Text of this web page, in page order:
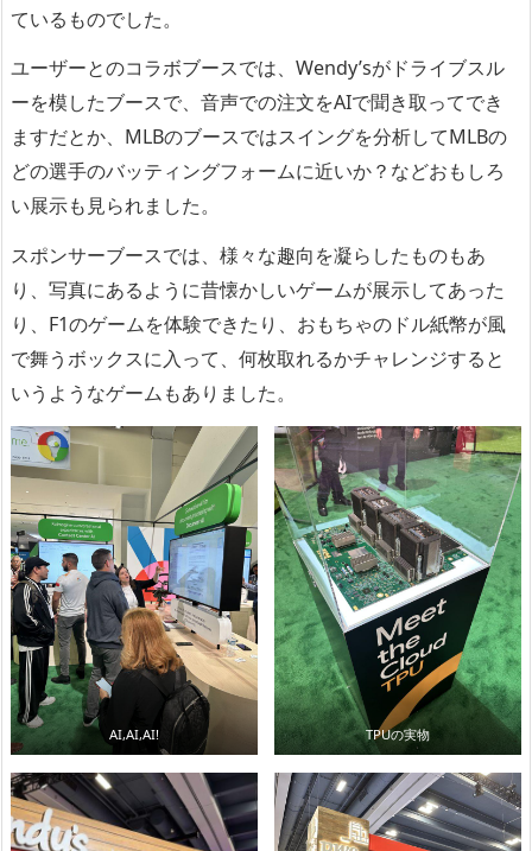
ているものでした。
ユーザーとのコラボブースでは、Wendy’sがドライブスル
ーを模したブースで、音声での注文をAIで聞き取ってでき
ますだとか、MLBのブースではスイングを分析してMLBの
どの選手のバッティングフォームに近いか？などおもしろ
い展示も見られました。
スポンサーブースでは、様々な趣向を凝らしたものもあ
り、写真にあるように昔懐かしいゲームが展示してあった
り、F1のゲームを体験できたり、おもちゃのドル紙幣が風
で舞うボックスに入って、何枚取れるかチャレンジすると
いうようなゲームもありました。
AI,AI,AI! TPUの実物